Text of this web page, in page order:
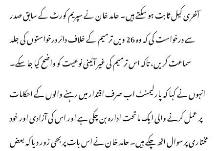
آخری کیل ثابت ہو سکتے ہیں۔ حامد خان نے سپریم کورٹ کے سابق صدر
سے درخواست کی کہ وہ 26 ویں ترمیم کے خلاف دائر درخواستوں کی جلد
سماعت کریں، تاکہ اس ترمیم کی غیر آئینی نوعیت کو واضح کیا جا سکے۔
انہوں نے کہا کہ پارلیمنٹ اب صرف اقتدار میں رہنے والوں کے احکامات
پر عمل کرنے والی ایک ماتحت ادارہ بن چکی ہے اور اس کی آزادی اور خود
مختاری پر سوال اٹھ چکے ہیں۔ حامد خان نے اس بات پر بھی زور دیا کہ بعض